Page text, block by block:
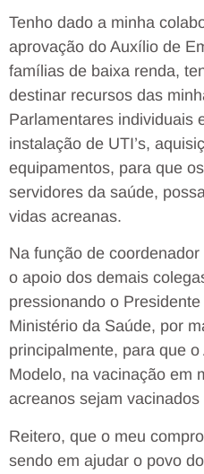
Tenho dado a minha
aprovação do Auxílio de
famílias de baixa renda,
destinar recursos das
Parlamentares individuais
instalação de UTI’s,
equipamentos, para que
servidores da saúde,
vidas acreanas.
Na função de
o apoio dos demais
pressionando o
Ministério da Saúde, por
principalmente, para que
Modelo, na vacinação em
acreanos sejam
Reitero, que o meu
sendo em ajudar o povo